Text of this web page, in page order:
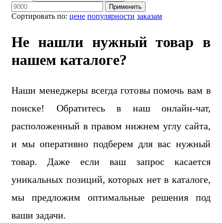
Сортировать по: цене популярности заказам
Применить
Не нашли нужный товар в
нашем каталоге?
Наши менеджеры всегда готовы помочь вам в
поиске! Обратитесь в наш онлайн-чат,
расположенный в правом нижнем углу сайта,
и мы оперативно подберем для вас нужный
товар. Даже если ваш запрос касается
уникальных позиций, которых нет в каталоге,
мы предложим оптимальные решения под
ваши задачи.